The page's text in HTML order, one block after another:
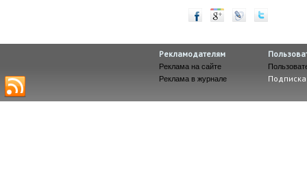
Рекламодателям
Реклама на сайте
Реклама в журнале